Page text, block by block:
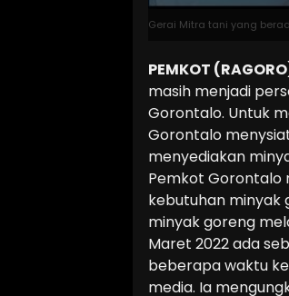
Gerai Mitra tani yang
PEMKOT
masih menjadi
Gorontalo. Untuk
Gorontalo
menyediakan
Pemkot Gorontalo
kebutuhan minyak
minyak goreng
Maret 2022 ada
beberapa waktu
media. Ia